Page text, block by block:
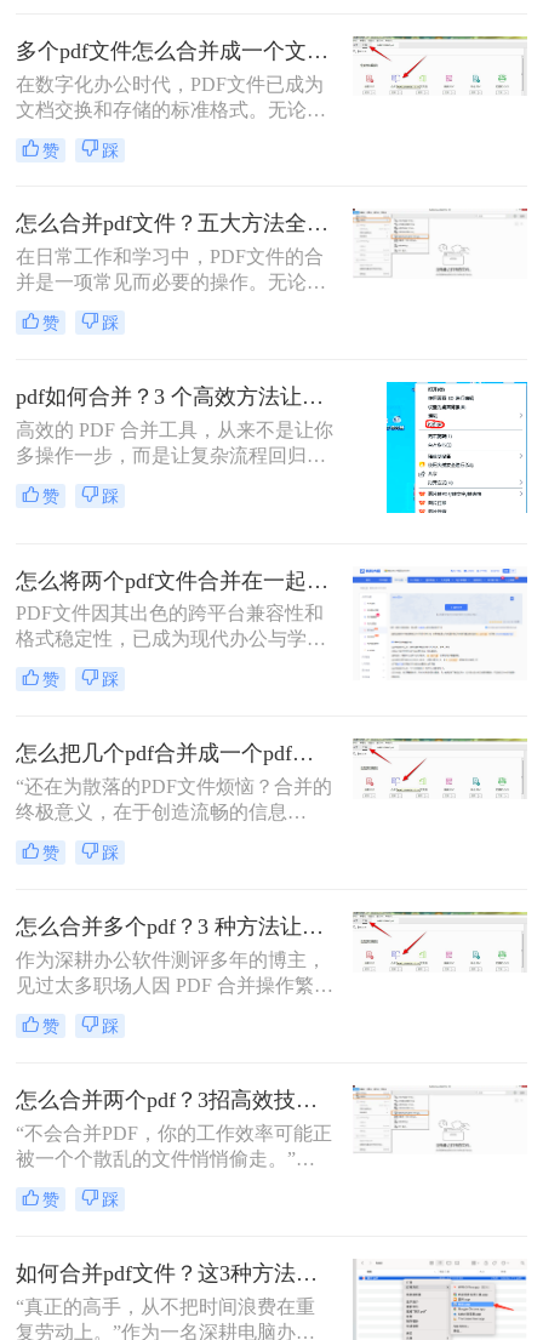
作和学习中，我们常常需要将多个
PDF文件合并成一个，以方便管理、
分享或打印。那么怎么把多个pdf文件
合并成一个呢？本文将全面解析多种
PDF合并方法，帮助您根据具体需求
选择最合适的解决方案。
多个pdf文件怎么合并成一个文件？从新手到高手的完整指南！
在数字化办公时代，PDF文件已成为
文档交换和存储的标准格式。无论是
学术研究、工作报告还是法律文件，
我们经常需要将多个PDF文件整合为
对这一需求时常常感到困惑。那么多
个pdf文件怎么合并成一个文件呢？本
文将详细介绍七种常用且高效的PDF
合并方法，涵盖不同平台、使用场景
和技术水平，助您轻松应对各种PDF
处理需求。
赞 踩
怎么合并pdf文件？五大方法全解析！
在日常工作和学习中，PDF文件的合
并是一项常见而必要的操作。无论是
整理报告、合并多个章节的电子书，
还是将扫描件整合为一份完整文档，
而，面对市场上琳琅满目的工具和方
法，许多用户往往感到困惑：哪种方
法最快捷？哪种最安全？怎么合并pdf
文件=
赞 踩
pdf如何合并？3 个高效方法让办公效率翻倍！
高效的 PDF 合并工具，从来不是让你
多操作一步，而是让复杂流程回归简
单本质。职场中，谁没遇到过需要将
多个 PDF 文件合并的场景？项目报告
整合为完整文档。
赞 踩
怎么将两个pdf文件合并在一起？五大方法全面解析！
PDF文件因其出色的跨平台兼容性和
格式稳定性，已成为现代办公与学术
交流中不可或缺的文件格式。然而，
当我们面对需要整合多个PDF文档的
任务就成为了一个常见挑战。
赞 踩
怎么把几个pdf合并成一个pdf文件？合并文件的四大高效秘籍，总有一款适合你！
“还在为散落的PDF文件烦恼？合并的
终极意义，在于创造流畅的信息
流。”身为一名深耕电脑办公软件测
评多年的博主，我深知高效处理文档
点。面对数十份零散的PDF——可能
是项目报告的不同章节、分散的合同
附件，或是零散的参考资料
赞 踩
怎么合并多个pdf？3 种方法让效率翻倍”！
作为深耕办公软件测评多年的博主，
见过太多职场人因 PDF 合并操作繁
琐、格式错乱、隐私泄露踩坑。其实
选对方法，1 分钟就能搞定多文件合
赞 踩
怎么合并两个pdf？3招高效技巧，让你告别杂乱文档！
“不会合并PDF，你的工作效率可能正
被一个个散乱的文件悄悄偷走。”作
为一名从事电脑办公软件测评多年的
博主，小编经常被粉丝问到：“怎么
背后却藏着效率的巨大分水岭。职场
办公人群和自媒体创作者们，常常陷
入信息碎片化、操作繁琐和安全隐忧
赞 踩
如何合并pdf文件？这3种方法让你效率翻倍！
“真正的高手，从不把时间浪费在重
复劳动上。”作为一名深耕电脑办公